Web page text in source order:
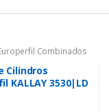
Combinados
Cilindros
KALLAY 3530|LD